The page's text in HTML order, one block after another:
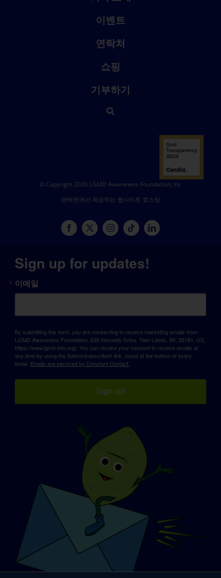
이벤트
연락처
쇼핑
기부하기
© Copyright 2026 LGMD Awareness Foundation, Inc
판테온에서 제공하는 웹사이트 호스팅
Sign up for updates!
이메일
By submitting this form, you are consenting to receive marketing emails from:
LGMD Awareness Foundation, 638 Kennedy Drive, Twin Lakes, WI, 53181, US,
https://www.lgmd-info.org/. You can revoke your consent to receive emails at
any time by using the SafeUnsubscribe® link, found at the bottom of every
email. Emails are serviced by Constant Contact.
Sign up!